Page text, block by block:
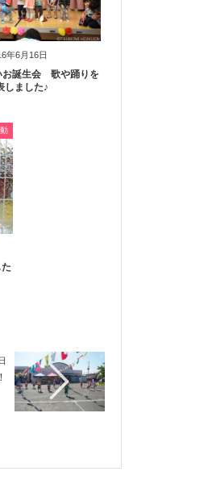
年6月16日
お誕生会 歌や踊りを
しました♪